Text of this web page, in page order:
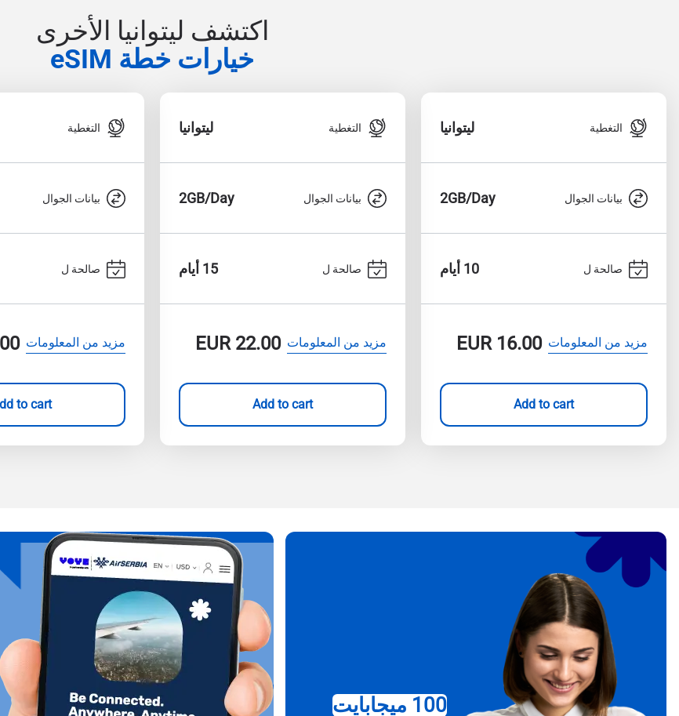
اكتشف ليتوانيا الأخرى
خيارات خطة eSIM
التغطية ليتوانيا
بيانات الجوال 2GB/Day
صالحة ل 10 أيام
مزيد من المعلومات EUR16.00
Add to cart
التغطية ليتوانيا
بيانات الجوال 2GB/Day
صالحة ل 15 أيام
مزيد من المعلومات EUR22.00
Add to cart
التغطية
بيانات الجوال
صالحة ل
مزيد من المعلومات
to cart
100 ميجابايت